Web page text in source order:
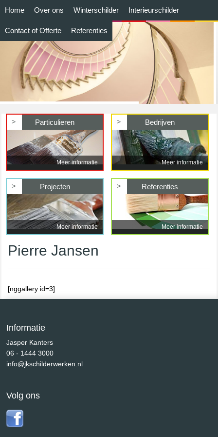
Home Over ons Winterschilder Interieurschilder
Contact of Offerte Referenties
> Particulieren
Meer informatie
> Bedrijven
Meer informatie
> Projecten
Meer informatie
> Referenties
Meer informatie
Pierre Jansen
[nggallery id=3]
Informatie
Jasper Kanters
06 - 1444 3000
info@jkschilderwerken.nl
Volg ons